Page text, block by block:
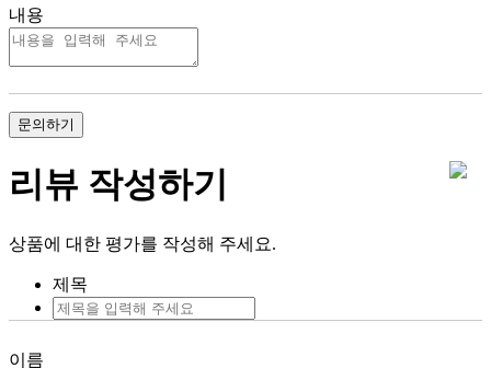
내용
문의하기
리뷰 작성하기
상품에 대한 평가를 작성해 주세요.
제목
이름